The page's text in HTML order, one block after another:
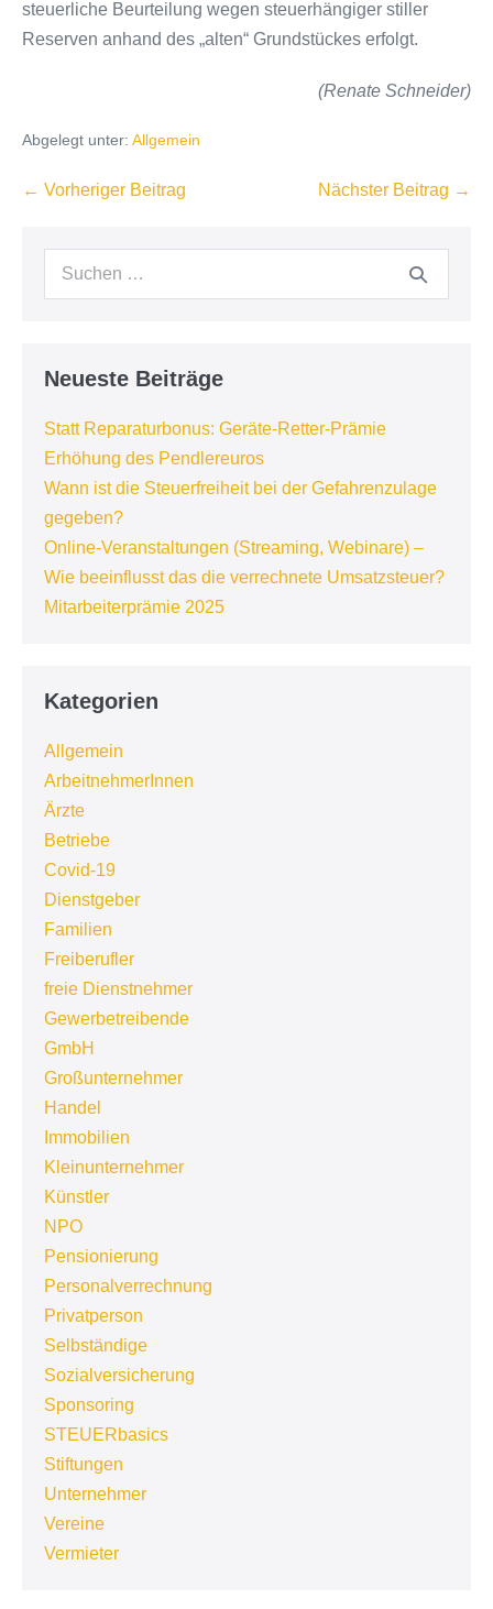
steuerliche Beurteilung wegen steuerhängiger stiller
Reserven anhand des „alten“ Grundstückes erfolgt.
(Renate Schneider)
Abgelegt unter: Allgemein
Beitragsnavigation
← Vorheriger Beitrag Nächster Beitrag →
Suchen
Neueste Beiträge
Statt Reparaturbonus: Geräte-Retter-Prämie
Erhöhung des Pendlereuros
Wann ist die Steuerfreiheit bei der Gefahrenzulage
gegeben?
Online-Veranstaltungen (Streaming, Webinare) –
Wie beeinflusst das die verrechnete Umsatzsteuer?
Mitarbeiterprämie 2025
Kategorien
Allgemein
ArbeitnehmerInnen
Ärzte
Betriebe
Covid-19
Dienstgeber
Familien
Freiberufler
freie Dienstnehmer
Gewerbetreibende
GmbH
Großunternehmer
Handel
Immobilien
Kleinunternehmer
Künstler
NPO
Pensionierung
Personalverrechnung
Privatperson
Selbständige
Sozialversicherung
Sponsoring
STEUERbasics
Stiftungen
Unternehmer
Vereine
Vermieter